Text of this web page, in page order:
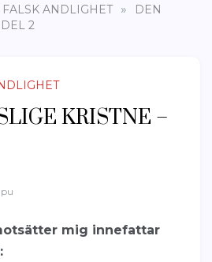
FALSK ANDLIGHET »
DEN
2
KRISTNE –
mig innefattar